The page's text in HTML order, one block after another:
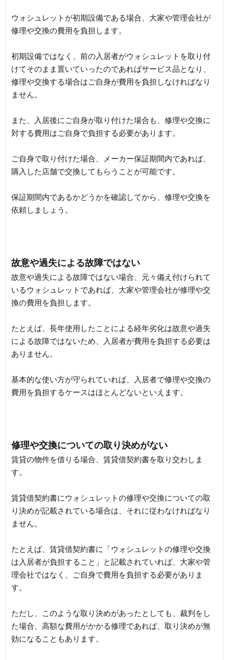
ウォシュレットが初期設備である場合、大家や管理会社が
修理や交換の費用を負担します。
初期設備ではなく、前の入居者がウォシュレットを取り付
けてそのまま置いていったのであればサービス品となり、
修理や交換する場合はご自身が費用を負担しなければなり
ません。
また、入居後にご自身が取り付けた場合も、修理や交換に
対する費用はご自身で負担する必要があります。
ご自身で取り付けた場合、メーカー保証期間内であれば、
購入した店舗で交換してもらうことが可能です。
保証期間内であるかどうかを確認してから、修理や交換を
依頼しましょう。
故意や過失による故障ではない
故意や過失による故障ではない場合、元々備え付けられて
いるウォシュレットであれば、大家や管理会社が修理や交
換の費用を負担します。
たとえば、長年使用したことによる経年劣化は故意や過失
による故障ではないため、入居者が費用を負担する必要は
ありません。
基本的な使い方が守られていれば、入居者で修理や交換の
費用を負担するケースはほとんどないといえます。
修理や交換についての取り決めがない
賃貸の物件を借りる場合、賃貸借契約書を取り交わしま
す。
賃貸借契約書にウォシュレットの修理や交換についての取
り決めが記載されている場合は、それに従わなければなり
ません。
たとえば、賃貸借契約書に「ウォシュレットの修理や交換
は入居者が負担すること」と記載されていれば、大家や管
理会社ではなく、ご自身で費用を負担する必要がありま
す。
ただし、このような取り決めがあったとしても、裁判をし
た場合、高額な費用がかかる修理であれば、取り決めが無
効になることもあります。